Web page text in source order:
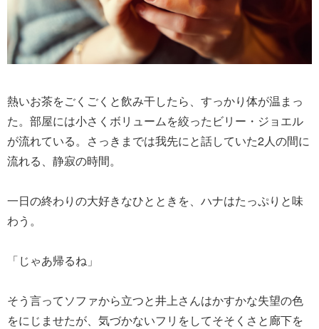
熱いお茶をごくごくと飲み干したら、すっかり体が温まっ
た。部屋には小さくボリュームを絞ったビリー・ジョエル
が流れている。さっきまでは我先にと話していた2人の間に
流れる、静寂の時間。
一日の終わりの大好きなひとときを、ハナはたっぷりと味
わう。
「じゃあ帰るね」
そう言ってソファから立つと井上さんはかすかな失望の色
をにじませたが、気づかないフリをしてそそくさと廊下を